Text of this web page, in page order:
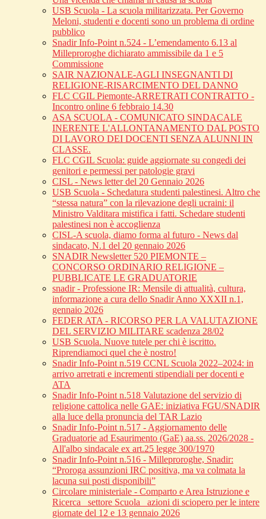
USB Scuola - La scuola militarizzata. Per Governo
Meloni, studenti e docenti sono un problema di ordine
pubblico
Snadir Info-Point n.524 - L’emendamento 6.13 al
Milleproroghe dichiarato ammissibile da 1 e 5
Commissione
SAIR NAZIONALE-AGLI INSEGNANTI DI
RELIGIONE-RISARCIMENTO DEL DANNO
FLC CGIL Piemonte-ARRETRATI CONTRATTO -
Incontro online 6 febbraio 14.30
ASA SCUOLA - COMUNICATO SINDACALE
INERENTE L'ALLONTANAMENTO DAL POSTO
DI LAVORO DEI DOCENTI SENZA ALUNNI IN
CLASSE.
FLC CGIL Scuola: guide aggiornate su congedi dei
genitori e permessi per patologie gravi
CISL - News letter del 20 Gennaio 2026
USB Scuola - Schedatura studenti palestinesi. Altro che
“stessa natura” con la rilevazione degli ucraini: il
Ministro Valditara mistifica i fatti. Schedare studenti
palestinesi non è accoglienza
CISL-A scuola, diamo forma al futuro - News dal
sindacato, N.1 del 20 gennaio 2026
SNADIR Newsletter 520 PIEMONTE –
CONCORSO ORDINARIO RELIGIONE –
PUBBLICATE LE GRADUATORIE
snadir - Professione IR: Mensile di attualità, cultura,
informazione a cura dello Snadir Anno XXXII n.1,
gennaio 2026
FEDER ATA - RICORSO PER LA VALUTAZIONE
DEL SERVIZIO MILITARE scadenza 28/02
USB Scuola. Nuove tutele per chi è iscritto.
Riprendiamoci quel che è nostro!
Snadir Info-Point n.519 CCNL Scuola 2022–2024: in
arrivo arretrati e incrementi stipendiali per docenti e
ATA
Snadir Info-Point n.518 Valutazione del servizio di
religione cattolica nelle GAE: iniziativa FGU/SNADIR
alla luce della pronuncia del TAR Lazio
Snadir Info-Point n.517 - Aggiornamento delle
Graduatorie ad Esaurimento (GaE) aa.ss. 2026/2028 -
All'albo sindacale ex art.25 legge 300/1970
Snadir Info-Point n.516 - Milleproroghe, Snadir:
“Proroga assunzioni IRC positiva, ma va colmata la
lacuna sui posti disponibili”
Circolare ministeriale - Comparto e Area Istruzione e
Ricerca_ settore Scuola_ azioni di sciopero per le intere
giornate del 12 e 13 gennaio 2026